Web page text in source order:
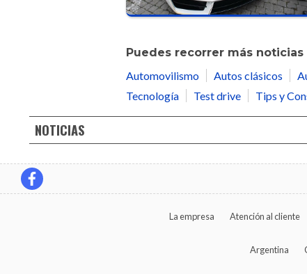
Puedes recorrer más
Automovilismo
Autos clásicos
Tecnología
Test drive Tips y
NOTICIAS
La empresa Atención al cliente
Argentina